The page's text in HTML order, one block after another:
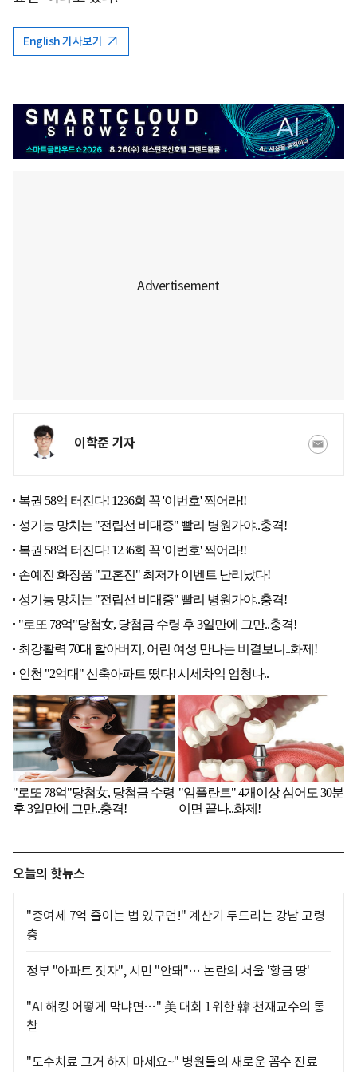
English 기사보기
이학준 기자
오늘의 핫뉴스
"증여세 7억 줄이는 법 있구먼!" 계산기 두드리는 강남 고령
층
정부 "아파트 짓자", 시민 "안돼"… 논란의 서울 '황금 땅'
"AI 해킹 어떻게 막냐면…" 美 대회 1위한 韓 천재교수의 통
찰
"도수치료 그거 하지 마세요~" 병원들의 새로운 꼼수 진료